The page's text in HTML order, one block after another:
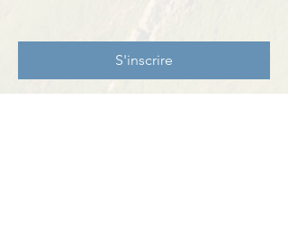
S'inscrire